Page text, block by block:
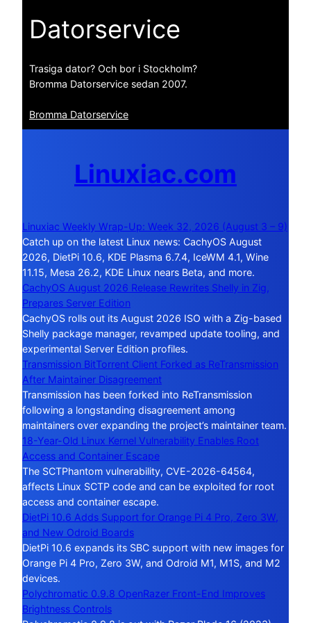
Datorservice
Trasiga dator? Och bor i Stockholm?
Bromma Datorservice sedan 2007.
Bromma Datorservice
Linuxiac.com
Linuxiac Weekly Wrap-Up: Week 32, 2026 (August 3 – 9)
Catch up on the latest Linux news: CachyOS August
2026, DietPi 10.6, KDE Plasma 6.7.4, IceWM 4.1, Wine
11.15, Mesa 26.2, KDE Linux nears Beta, and more.
CachyOS August 2026 Release Rewrites Shelly in Zig,
Prepares Server Edition
CachyOS rolls out its August 2026 ISO with a Zig-based
Shelly package manager, revamped update tooling, and
experimental Server Edition profiles.
Transmission BitTorrent Client Forked as ReTransmission
After Maintainer Disagreement
Transmission has been forked into ReTransmission
following a longstanding disagreement among
maintainers over expanding the project’s maintainer team.
18-Year-Old Linux Kernel Vulnerability Enables Root
Access and Container Escape
The SCTPhantom vulnerability, CVE-2026-64564,
affects Linux SCTP code and can be exploited for root
access and container escape.
DietPi 10.6 Adds Support for Orange Pi 4 Pro, Zero 3W,
and New Odroid Boards
DietPi 10.6 expands its SBC support with new images for
Orange Pi 4 Pro, Zero 3W, and Odroid M1, M1S, and M2
devices.
Polychromatic 0.9.8 OpenRazer Front-End Improves
Brightness Controls